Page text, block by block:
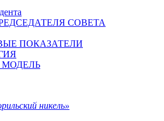
СОВЕТА
ПОКАЗАТЕЛИ
никель»